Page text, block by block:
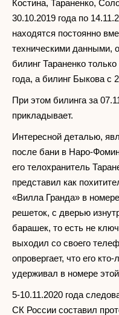
Костина, Тараненко,
30.10.2019 года по
находятся постоянно
техническими данными,
билинг Тараненко
года, а билинг Быкова с
При этом билинга за
прикладывает.
Интересной деталью,
после бани в Наро-
его телохранитель
представил как
«Вилла Гранда» в
решеток, с дверью
барашек, то есть не
выходил со своего
опровергает, что его
удерживал в номере
5-10.11.2020 года
СК России составил